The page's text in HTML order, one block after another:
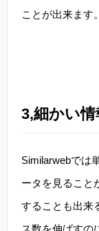
ことが出来ます。
3,細かい情
Similarwebでは
ータを見ること
することも出来
ス数を伸ばすの